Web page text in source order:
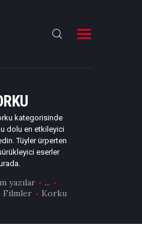
kategorisinde
dolu en etkileyici
Tüyler ürperten
eserler
yazılar
...
Filmler
Korku